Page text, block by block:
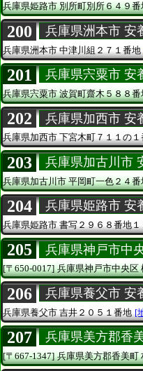
兵庫県姫路市別所町別所６４９番
200 兵庫県洲本市 安
兵庫県洲本市 中津川組２７１番地
201 兵庫県宍粟市 安
兵庫県宍粟市波賀町齋木５８８番
202 兵庫県加西市 安
兵庫県加西市下宮木町７１１の１
203 兵庫県加古川市
兵庫県加古川市平岡町一色２４番
204 兵庫県姫路市 安
兵庫県姫路市 書写２９６８番地１
205 兵庫県神戸市中
[〒650-0017] 兵庫県神戸市中央区
206 兵庫県養父市 安
兵庫県養父市 吉井２０５１番地 [
207 兵庫県美方郡香
[〒667-1347] 兵庫県美方郡香美町